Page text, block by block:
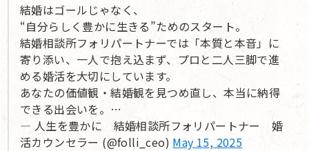
結婚はゴールじゃなく、
“自分らしく豊かに生きる”ためのスタート。
結婚相談所フォリパートナーでは「本質と本音」に
寄り添い、一人で抱え込まず、プロと二人三脚で進
める婚活を大切にしています。
あなたの価値観・結婚観を見つめ直し、本当に納得
できる出会いを。…
— 人生を豊かに 結婚相談所フォリパートナー 婚
活カウンセラー (@folli_ceo) May 15, 2025